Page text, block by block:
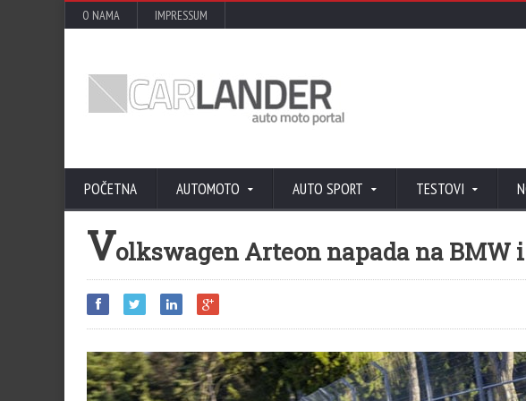
O NAMA IMPRESSUM
POČETNA AUTOMOTO AUTO SPORT TESTOVI
Volkswagen Arteon napada na BMW